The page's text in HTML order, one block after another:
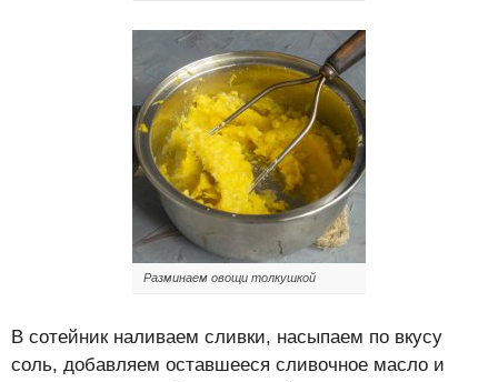
Разминаем овощи толкушкой
В сотейник наливаем сливки, насыпаем по вкусу
соль, добавляем оставшееся сливочное масло и